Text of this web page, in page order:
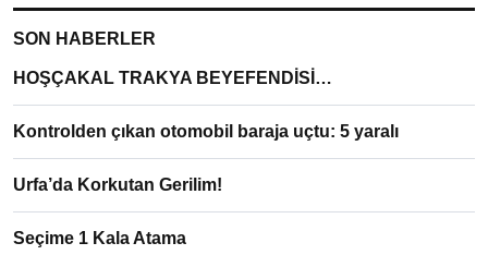
SON HABERLER
HOŞÇAKAL TRAKYA BEYEFENDİSİ…
Kontrolden çıkan otomobil baraja uçtu: 5 yaralı
Urfa’da Korkutan Gerilim!
Seçime 1 Kala Atama